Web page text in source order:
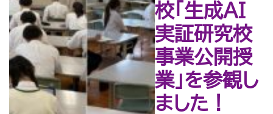
校「生成AI
実証研究校
事業公開授
業」を参観し
ました！